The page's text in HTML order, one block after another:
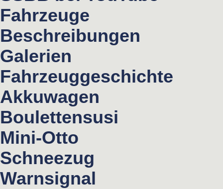
Fahrzeuge
Beschreibungen
Galerien
Fahrzeuggeschichte
Akkuwagen
Boulettensusi
Mini-Otto
Schneezug
Warnsignal